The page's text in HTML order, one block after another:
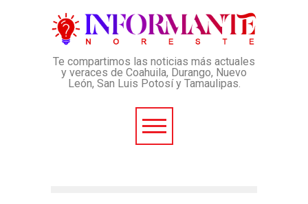
Te compartimos las noticias más actuales
y veraces de Coahuila, Durango, Nuevo
León, San Luis Potosí y Tamaulipas.